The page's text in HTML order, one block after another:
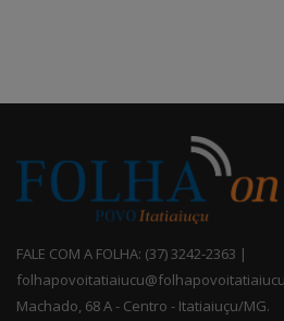
FALE COM A FOLHA: (37) 3242-2363 |
Machado, 68 A - Centro - Itatiaiuçu/MG.